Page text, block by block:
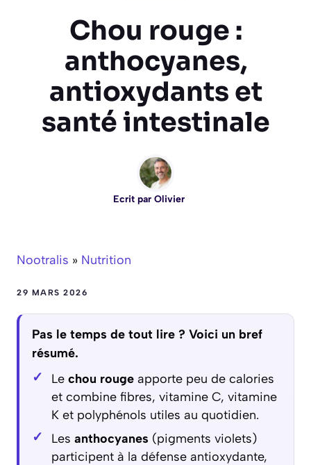
Chou rouge :
anthocyanes,
antioxydants et
santé intestinale
Ecrit par Olivier
Nootralis » Nutrition
29 MARS 2026
Pas le temps de tout lire ? Voici un bref
résumé.
Le chou rougeapporte peu de calories
et combine fibres, vitamine C, vitamine
K et polyphénols utiles au quotidien.
Les anthocyanes (pigments violets)
participent à la défense antioxydante,